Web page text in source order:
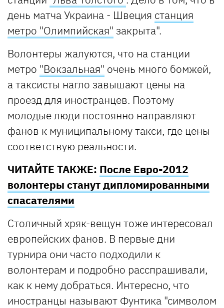
день матча Украина - Швеция станция
метро "Олимпийская" закрыта".
Волонтеры жалуются, что на станции
метро "Вокзальная" очень много бомжей,
а таксисты нагло завышают цены на
проезд для иностранцев. Поэтому
молодые люди постоянно направляют
фанов к муниципальному такси, где цены
соответствую реальности.
ЧИТАЙТЕ ТАКЖЕ: После Евро-2012
волонтеры станут дипломированными
спасателями
Столичный хряк-вещун тоже интересовал
европейских фанов. В первые дни
турнира они часто подходили к
волонтерам и подробно расспрашивали,
как к нему добраться. Интересно, что
иностранцы называют Фунтика "символом